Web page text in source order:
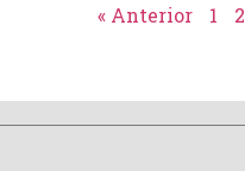
« Anterior 1 2